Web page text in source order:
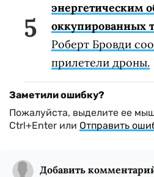
энергетическим
оккупированных
Роберт Бровди
прилетели дроны.
Заметили ошибку?
Пожалуйста, выделите ее
Ctrl+Enter или Отправить
Добавить